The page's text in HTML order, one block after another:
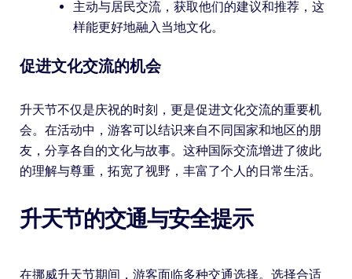
主动与居民交流，获取他们的建议和推荐，这
样能更好地融入当地文化。
促进文化交流的机会
升天节不仅是庆祝的时刻，更是促进文化交流的重要机
会。在活动中，游客可以结识来自不同国家和地区的朋
友，分享各自的文化与故事。这种国际交流增进了彼此
的理解与尊重，拓宽了视野，丰富了个人的日常生活。
升天节的交通与安全提示
在挪威升天节期间，游客面临多种交通选择。选择合适